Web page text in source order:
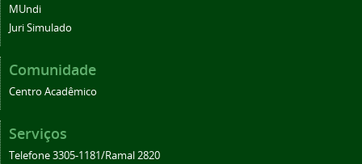
MUndi
Juri Simulado
Comunidade
Centro Acadêmico
Serviços
Telefone 3305-1181/Ramal 2820